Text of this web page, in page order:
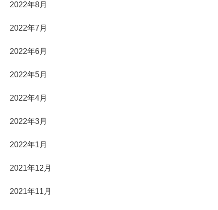
2022年8月
2022年7月
2022年6月
2022年5月
2022年4月
2022年3月
2022年1月
2021年12月
2021年11月